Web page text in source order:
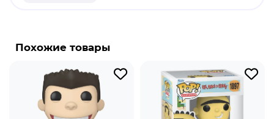
Джимми Нейтрон большой изобретатель, но его
гениальные изобретения часто создают ему
неприятности или вызывают ситуацию очень
Похожие товары